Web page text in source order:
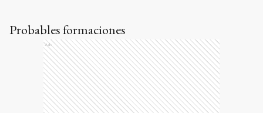
Probables formaciones
Ads